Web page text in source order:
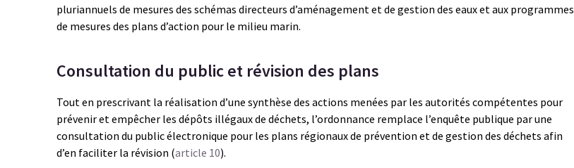
pluriannuels de mesures des schémas directeurs d’aménagement et de gestion des eaux et aux programmes
de mesures des plans d’action pour le milieu marin.
Consultation du public et révision des plans
Tout en prescrivant la réalisation d’une synthèse des actions menées par les autorités compétentes pour
prévenir et empêcher les dépôts illégaux de déchets, l’ordonnance remplace l’enquête publique par une
consultation du public électronique pour les plans régionaux de prévention et de gestion des déchets afin
d’en faciliter la révision (article 10).